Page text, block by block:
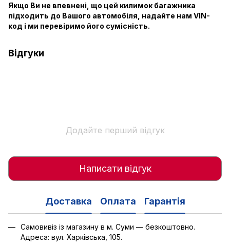
Якщо Ви не впевнені, що цей килимок багажника
підходить до Вашого автомобіля, надайте нам VIN-
код і ми перевіримо його сумісність.
Відгуки
Додайте перший відгук
Написати відгук
Доставка Оплата Гарантія
Самовивіз із магазину в м. Суми — безкоштовно.
Адреса: вул. Харківська, 105.